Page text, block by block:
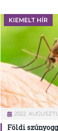
KIEMELT HÍR
2022.
Földi